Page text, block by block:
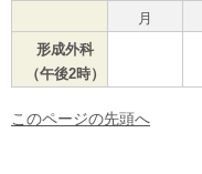
月
形成外科
（午後2時）
このページの先頭へ